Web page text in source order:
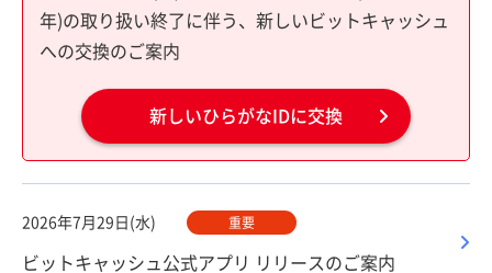
年)の取り扱い終了に伴う、新しいビットキャッシュ
への交換のご案内
新しいひらがなIDに交換
2026年7月29日(水) 重要
ビットキャッシュ公式アプリ リリースのご案内